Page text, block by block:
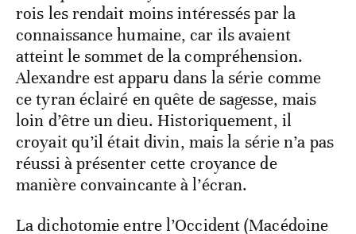
rois les rendait moins intéressés par la
connaissance humaine, car ils avaient
atteint le sommet de la compréhension.
Alexandre est apparu dans la série comme
ce tyran éclairé en quête de sagesse, mais
loin d’être un dieu. Historiquement, il
croyait qu’il était divin, mais la série n’a pas
réussi à présenter cette croyance de
manière convaincante à l’écran.
La dichotomie entre l’Occident (Macédoine